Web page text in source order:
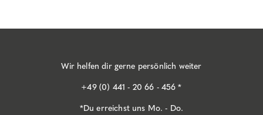
Wir helfen dir gerne persönlich weiter
+49 (0) 441 - 20 66 - 456 *
*Du erreichst uns Mo. - Do.